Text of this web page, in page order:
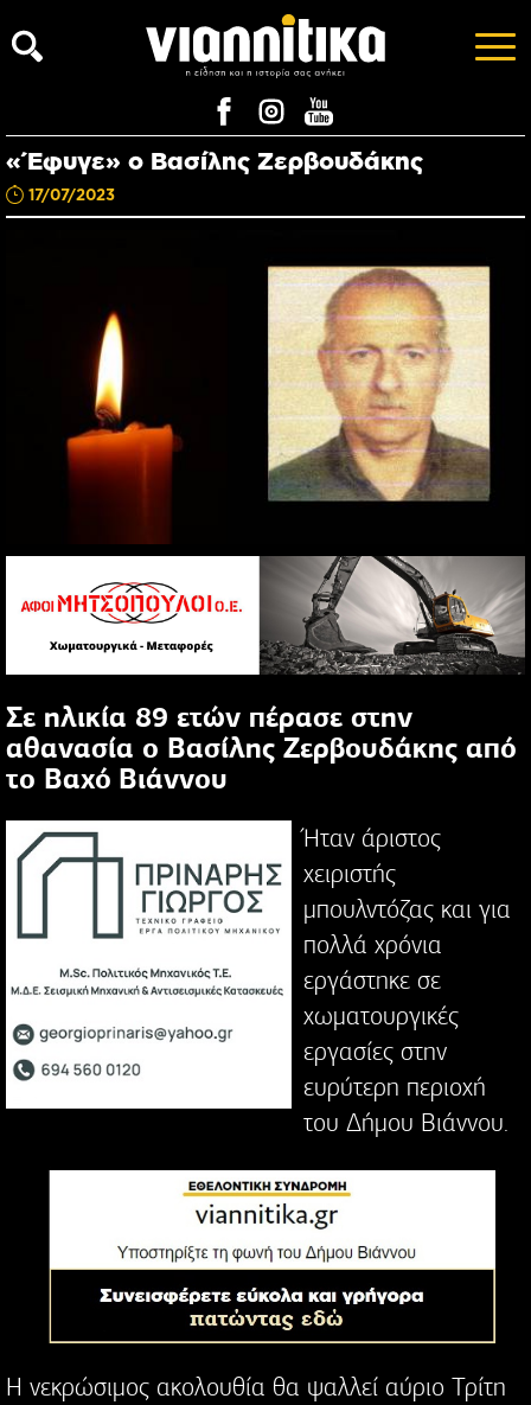
«Έφυγε» ο Βασίλης Ζερβουδάκης
17/07/2023
Σε ηλικία 89 ετών πέρασε στην
αθανασία ο Βασίλης Ζερβουδάκης από
το Βαχό Βιάννου
Ήταν άριστος
χειριστής
μπουλντόζας και για
πολλά χρόνια
εργάστηκε σε
χωματουργικές
εργασίες στην
ευρύτερη περιοχή
του Δήμου Βιάννου.
Η νεκρώσιμος ακολουθία θα ψαλλεί αύριο Τρίτη